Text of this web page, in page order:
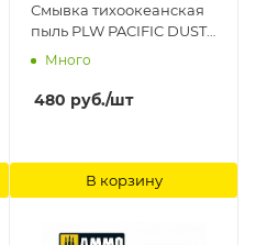
Смывка тихоокеанская
пыль PLW PACIFIC DUST
Ammo Mig
Много
480 руб./шт
В корзину